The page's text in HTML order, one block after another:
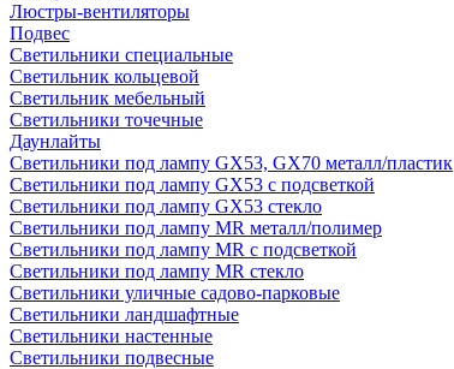
Люстры-вентиляторы
Подвес
Светильники специальные
Светильник кольцевой
Светильник мебельный
Светильники точечные
Даунлайты
Светильники под лампу GX53, GX70 металл/пластик
Светильники под лампу GX53 с подсветкой
Светильники под лампу GX53 стекло
Светильники под лампу MR металл/полимер
Светильники под лампу MR с подсветкой
Светильники под лампу MR стекло
Светильники уличные садово-парковые
Светильники ландшафтные
Светильники настенные
Светильники подвесные